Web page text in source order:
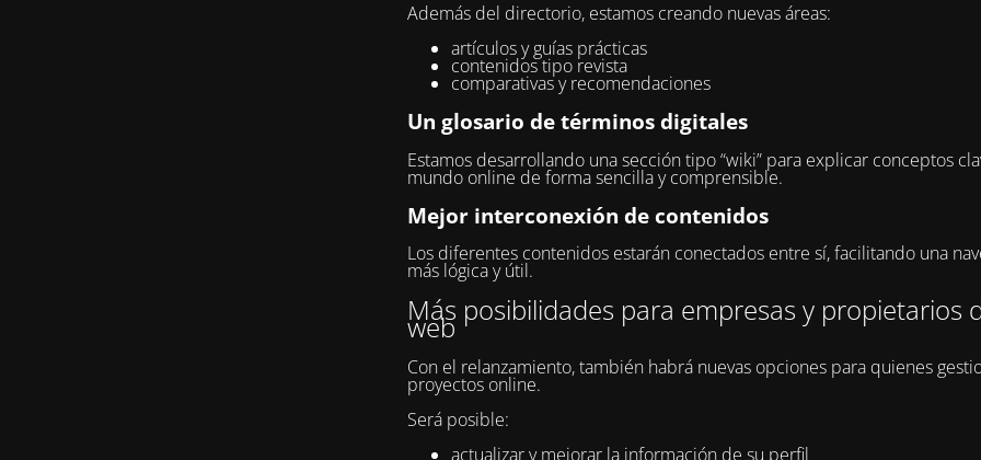
Además del directorio, estamos creando nuevas áreas:
artículos y guías prácticas
contenidos tipo revista
comparativas y recomendaciones
Un glosario de términos digitales
Estamos desarrollando una sección tipo “wiki” para explicar conceptos
mundo online de forma sencilla y comprensible.
Mejor interconexión de contenidos
Los diferentes contenidos estarán conectados entre sí, facilitando una
más lógica y útil.
Más posibilidades para empresas y propietarios
web
Con el relanzamiento, también habrá nuevas opciones para quienes
proyectos online.
Será posible:
actualizar y mejorar la información de su perfil